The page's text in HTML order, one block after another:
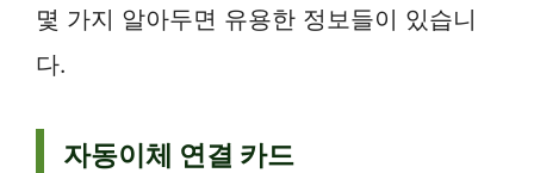
몇 가지 알아두면 유용한 정보들이 있습니
다.
자동이체 연결 카드